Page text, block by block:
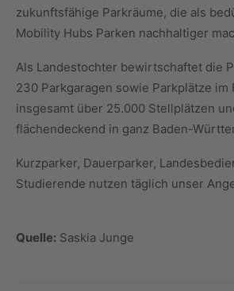
zukunftsfähige Parkräume, die als
Mobility Hubs Parken nachhaltiger
Als Landestochter bewirtschaftet die
230 Parkgaragen sowie Parkplätze im
insgesamt über 25.000 Stellplätzen
flächendeckend in ganz Baden-
Kurzparker, Dauerparker,
Studierende nutzen täglich unser
Quelle: Saskia Junge